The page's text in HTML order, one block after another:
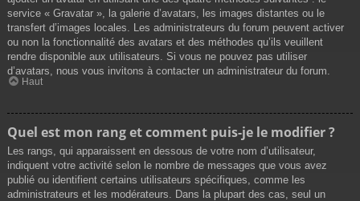
service « Gravatar », la galerie d’avatars, les images distantes ou le
transfert d’images locales. Les administrateurs du forum peuvent activer
ou non la fonctionnalité des avatars et des méthodes qu’ils veuillent
rendre disponible aux utilisateurs. Si vous ne pouvez pas utiliser
d’avatars, nous vous invitons à contacter un administrateur du forum.
Haut
Quel est mon rang et comment puis-je le modifier ?
Les rangs, qui apparaissent en dessous de votre nom d’utilisateur,
indiquent votre activité selon le nombre de messages que vous avez
publié ou identifient certains utilisateurs spécifiques, comme les
administrateurs et les modérateurs. Dans la plupart des cas, seul un